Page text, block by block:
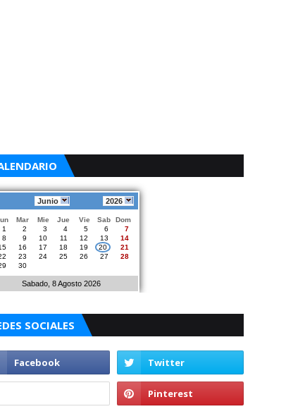
Junio 2026
Mar Mie Jue Vie Sab
Dom
1
2 3 4 5 6
7
8
9 10 11 12 13
14
16 17 18 19 20
21
23 24 25 26 27
28
30
Sabado, 8 Agosto 2026
SOCIALES